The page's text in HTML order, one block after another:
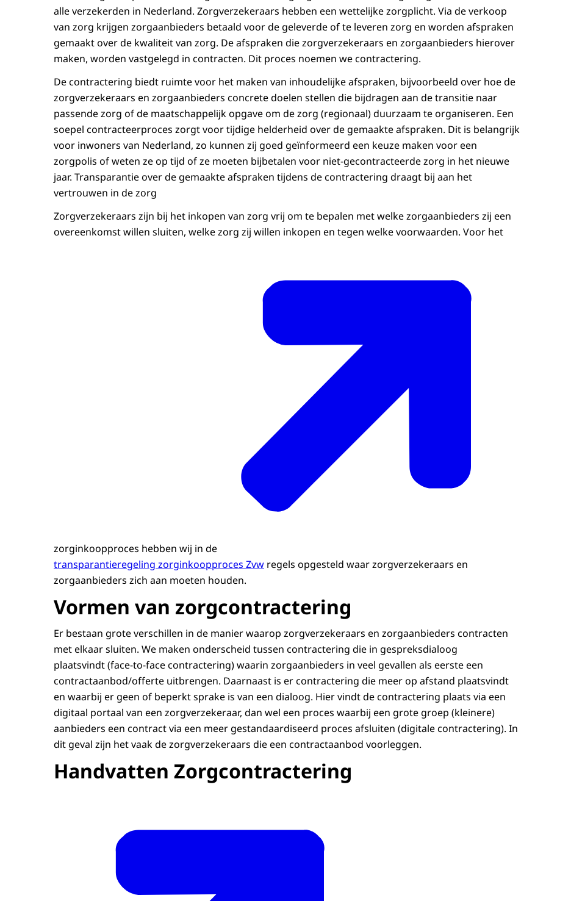
alle verzekerden in Nederland. Zorgverzekeraars hebben een wettelijke zorgplicht. Via de verkoop
van zorg krijgen zorgaanbieders betaald voor de geleverde of te leveren zorg en worden afspraken
gemaakt over de kwaliteit van zorg. De afspraken die zorgverzekeraars en zorgaanbieders hierover
maken, worden vastgelegd in contracten. Dit proces noemen we contractering.
De contractering biedt ruimte voor het maken van inhoudelijke afspraken, bijvoorbeeld over hoe de
zorgverzekeraars en zorgaanbieders concrete doelen stellen die bijdragen aan de transitie naar
passende zorg of de maatschappelijk opgave om de zorg (regionaal) duurzaam te organiseren. Een
soepel contracteerproces zorgt voor tijdige helderheid over de gemaakte afspraken. Dit is belangrijk
voor inwoners van Nederland, zo kunnen zij goed geïnformeerd een keuze maken voor een
zorgpolis of weten ze op tijd of ze moeten bijbetalen voor niet-gecontracteerde zorg in het nieuwe
jaar. Transparantie over de gemaakte afspraken tijdens de contractering draagt bij aan het
vertrouwen in de zorg
Zorgverzekeraars zijn bij het inkopen van zorg vrij om te bepalen met welke zorgaanbieders zij een
overeenkomst willen sluiten, welke zorg zij willen inkopen en tegen welke voorwaarden. Voor het
zorginkoopproces hebben wij in de
transparantieregeling zorginkoopproces Zvw regels opgesteld waar zorgverzekeraars en
zorgaanbieders zich aan moeten houden.
Vormen van zorgcontractering
Er bestaan grote verschillen in de manier waarop zorgverzekeraars en zorgaanbieders contracten
met elkaar sluiten. We maken onderscheid tussen contractering die in gespreksdialoog
plaatsvindt (face-to-face contractering) waarin zorgaanbieders in veel gevallen als eerste een
contractaanbod/offerte uitbrengen. Daarnaast is er contractering die meer op afstand plaatsvindt
en waarbij er geen of beperkt sprake is van een dialoog. Hier vindt de contractering plaats via een
digitaal portaal van een zorgverzekeraar, dan wel een proces waarbij een grote groep (kleinere)
aanbieders een contract via een meer gestandaardiseerd proces afsluiten (digitale contractering). In
dit geval zijn het vaak de zorgverzekeraars die een contractaanbod voorleggen.
Handvatten Zorgcontractering